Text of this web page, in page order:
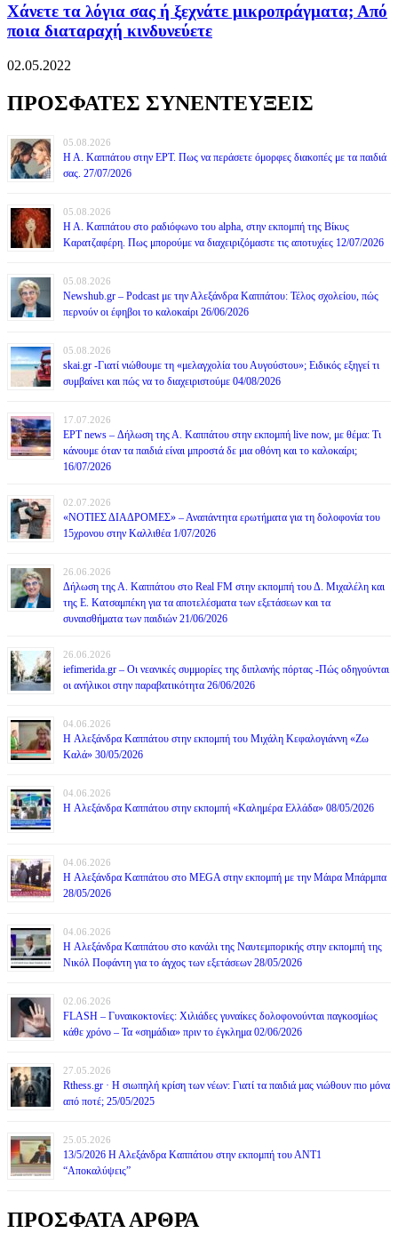
Χάνετε τα λόγια σας ή ξεχνάτε μικροπράγματα; Από
ποια διαταραχή κινδυνεύετε
02.05.2022
ΠΡΟΣΦΑΤΕΣ ΣΥΝΕΝΤΕΥΞΕΙΣ
05.08.2026
Η Α. Καππάτου στην ΕΡΤ. Πως να περάσετε όμορφες διακοπές με τα παιδιά
σας. 27/07/2026
05.08.2026
Η Α. Καππάτου στο ραδιόφωνο του alpha, στην εκπομπή της Βίκυς
Καρατζαφέρη. Πως μπορούμε να διαχειριζόμαστε τις αποτυχίες 12/07/2026
05.08.2026
Newshub.gr – Podcast με την Αλεξάνδρα Καππάτου: Τέλος σχολείου, πώς
περνούν οι έφηβοι το καλοκαίρι 26/06/2026
05.08.2026
skai.gr -Γιατί νιώθουμε τη «μελαγχολία του Αυγούστου»; Ειδικός εξηγεί τι
συμβαίνει και πώς να το διαχειριστούμε 04/08/2026
17.07.2026
ΕΡΤ news – Δήλωση της Α. Καππάτου στην εκπομπή live now, με θέμα: Τι
κάνουμε όταν τα παιδιά είναι μπροστά δε μια οθόνη και το καλοκαίρι;
16/07/2026
02.07.2026
«ΝΟΤΙΕΣ ΔΙΑΔΡΟΜΕΣ» – Αναπάντητα ερωτήματα για τη δολοφονία του
15χρονου στην Καλλιθέα 1/07/2026
26.06.2026
Δήλωση της Α. Καππάτου στο Real FM στην εκπομπή του Δ. Μιχαλέλη και
της Ε. Κατσαμπέκη για τα αποτελέσματα των εξετάσεων και τα
συναισθήματα των παιδιών 21/06/2026
26.06.2026
iefimerida.gr – Οι νεανικές συμμορίες της διπλανής πόρτας -Πώς οδηγούνται
οι ανήλικοι στην παραβατικότητα 26/06/2026
04.06.2026
H Αλεξάνδρα Καππάτου στην εκπομπή του Μιχάλη Κεφαλογιάννη «Ζω
Καλά» 30/05/2026
04.06.2026
H Αλεξάνδρα Καππάτου στην εκπομπή «Καλημέρα Ελλάδα» 08/05/2026
04.06.2026
H Αλεξάνδρα Καππάτου στο MEGA στην εκπομπή με την Μάιρα Mπάρμπα
28/05/2026
04.06.2026
H Αλεξάνδρα Καππάτου στο κανάλι της Ναυτεμπορικής στην εκπομπή της
Νικόλ Ποφάντη για το άγχος των εξετάσεων 28/05/2026
02.06.2026
FLASH – Γυναικοκτονίες: Χιλιάδες γυναίκες δολοφονούνται παγκοσμίως
κάθε χρόνο – Τα «σημάδια» πριν το έγκλημα 02/06/2026
27.05.2026
Rthess.gr · Η σιωπηλή κρίση των νέων: Γιατί τα παιδιά μας νιώθουν πιο μόνα
από ποτέ; 25/05/2025
25.05.2026
13/5/2026 Η Αλεξάνδρα Καππάτου στην εκπομπή του ΑΝΤ1
“Αποκαλύψεις”
ΠΡΟΣΦΑΤΑ ΑΡΘΡΑ